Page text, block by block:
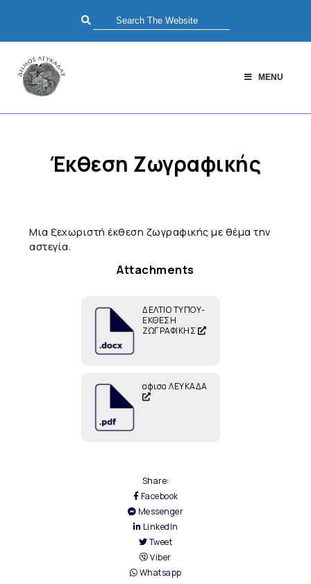
MENU
Έκθεση Ζωγραφικής
Μια ξεχωριστή έκθεση ζωγραφικής με θέμα την
αστεγία.
Attachments
ΔΕΛΤΙΟ ΤΥΠΟΥ-
ΕΚΘΕΣΗ
ΖΩΓΡΑΦΙΚΗΣ
αφισα ΛΕΥΚΑΔΑ
Share:
Facebook
Messenger
LinkedIn
Tweet
Viber
Whatsapp